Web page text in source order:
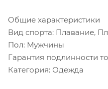
Общие характеристики
Вид спорта: Плавание,
Пол: Мужчины
Гарантия подлинности
Категория: Одежда